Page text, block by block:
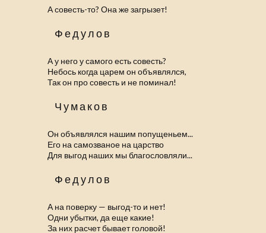
А совесть-то? Она же загрызет!
Федулов
А у него у самого есть совесть?
Небось когда царем он объявлялся,
Так он про совесть и не поминал!
Чумаков
Он объявлялся нашим попущеньем...
Его на самозваное на царство
Для выгод наших мы благословляли...
Федулов
А на поверку — выгод-то и нет!
Одни убытки, да еще какие!
За них расчет бывает головой!